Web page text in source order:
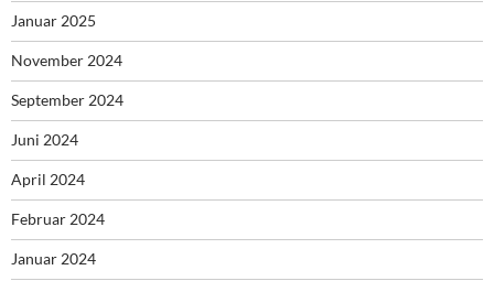
Januar 2025
November 2024
September 2024
Juni 2024
April 2024
Februar 2024
Januar 2024